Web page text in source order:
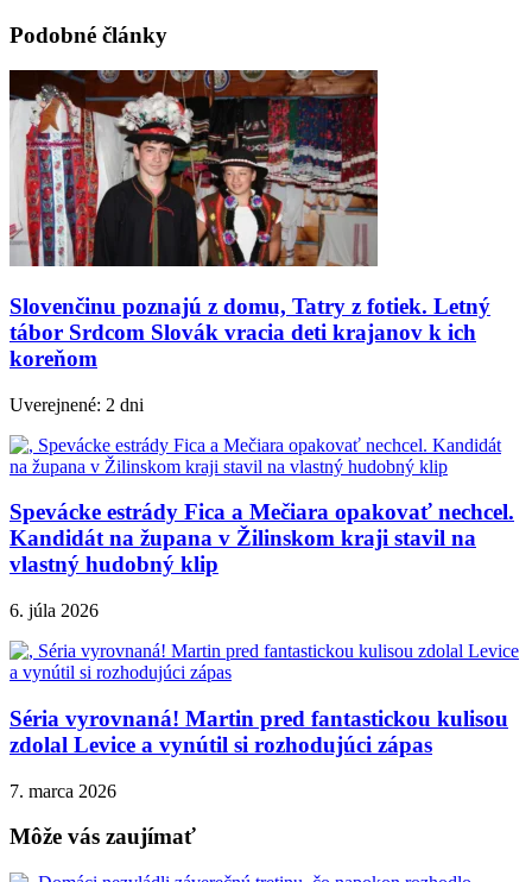
Podobné články
Slovenčinu poznajú z domu, Tatry z fotiek. Letný
tábor Srdcom Slovák vracia deti krajanov k ich
koreňom
Uverejnené: 2 dni
Spevácke estrády Fica a Mečiara opakovať nechcel.
Kandidát na župana v Žilinskom kraji stavil na
vlastný hudobný klip
6. júla 2026
Séria vyrovnaná! Martin pred fantastickou kulisou
zdolal Levice a vynútil si rozhodujúci zápas
7. marca 2026
Môže vás zaujímať